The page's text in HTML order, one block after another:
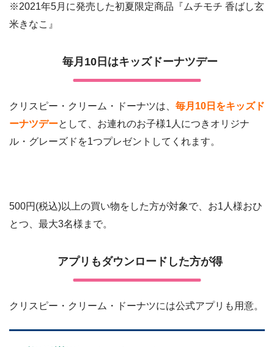
※2021年5月に発売した初夏限定商品『ムチモチ 香ばし玄
米きなこ』
毎月10日はキッズドーナツデー
クリスピー・クリーム・ドーナツは、 毎月10日をキッズド
ーナツデーとして、お連れのお子様1人につきオリジナ
ル・グレーズドを1つプレゼントしてくれます。
500円(税込)以上の買い物をした方が対象で、お1人様おひ
とつ、最大3名様まで。
アプリもダウンロードした方が得
クリスピー・クリーム・ドーナツには公式アプリも用意。